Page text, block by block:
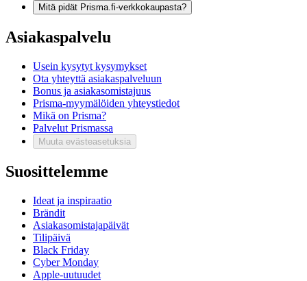
Mitä pidät Prisma.fi-verkkokaupasta?
Asiakaspalvelu
Usein kysytyt kysymykset
Ota yhteyttä asiakaspalveluun
Bonus ja asiakasomistajuus
Prisma-myymälöiden yhteystiedot
Mikä on Prisma?
Palvelut Prismassa
Muuta evästeasetuksia
Suosittelemme
Ideat ja inspiraatio
Brändit
Asiakasomistajapäivät
Tilipäivä
Black Friday
Cyber Monday
Apple-uutuudet